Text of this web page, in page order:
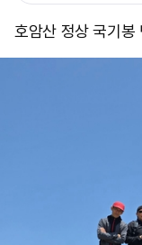
호암산 정상 국기